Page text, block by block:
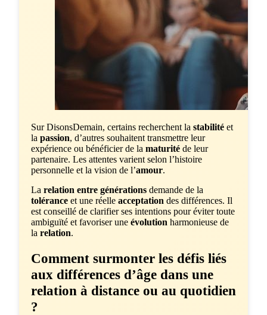
Sur DisonsDemain, certains recherchent la stabilité et
la passion, d’autres souhaitent transmettre leur
expérience ou bénéficier de la maturité de leur
partenaire. Les attentes varient selon l’histoire
personnelle et la vision de l’amour.
La relation entre générations demande de la
tolérance et une réelle acceptation des différences. Il
est conseillé de clarifier ses intentions pour éviter toute
ambiguïté et favoriser une évolution harmonieuse de
la relation.
Comment surmonter les défis liés
aux différences d’âge dans une
relation à distance ou au quotidien
?